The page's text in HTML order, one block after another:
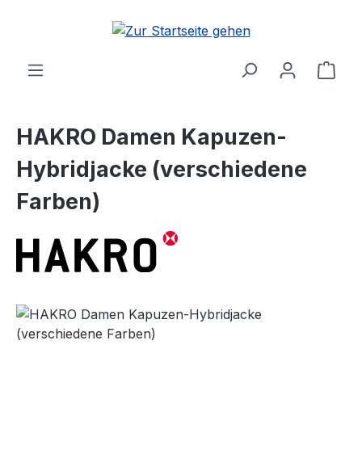
Zum Hauptinhalt springen
HAKRO Damen Kapuzen-
Hybridjacke (verschiedene
Farben)
Bildergalerie überspringen